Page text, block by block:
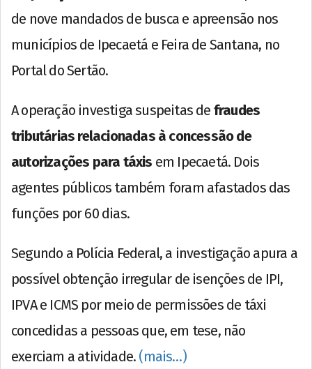
de nove mandados de busca e apreensão nos
municípios de Ipecaetá e Feira de Santana, no
Portal do Sertão.
A operação investiga suspeitas de fraudes
tributárias relacionadas à concessão de
autorizações para táxis em Ipecaetá. Dois
agentes públicos também foram afastados das
funções por 60 dias.
Segundo a Polícia Federal, a investigação apura a
possível obtenção irregular de isenções de IPI,
IPVA e ICMS por meio de permissões de táxi
concedidas a pessoas que, em tese, não
exerciam a atividade. (mais…)